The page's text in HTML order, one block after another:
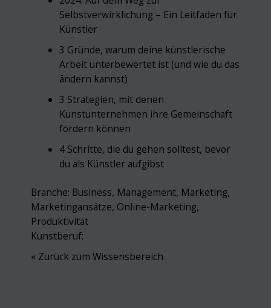
Selbstverwirklichung – Ein Leitfaden für
Künstler
3 Gründe, warum deine künstlerische
Arbeit unterbewertet ist (und wie du das
ändern kannst)
3 Strategien, mit denen
Kunstunternehmen ihre Gemeinschaft
fördern können
4 Schritte, die du gehen solltest, bevor
du als Künstler aufgibst
Branche: Business, Management, Marketing,
Marketingansätze, Online-Marketing,
Produktivität
Kunstberuf:
« Zurück zum Wissensbereich